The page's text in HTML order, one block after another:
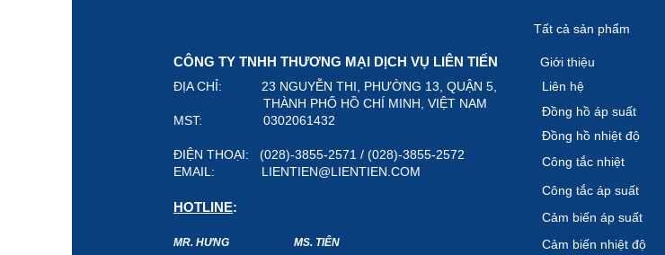
CÔNG TY TNHH THƯƠNG MẠI DỊCH VỤ LIÊN TIẾN
ĐỊA CHỈ: 23 NGUYỄN THI, PHƯỜNG 13, QUẬN 5,
THÀNH PHỐ HỒ CHÍ MINH, VIỆT NAM
MST: 0302061432
ĐIỆN THOẠI: (028)-3855-2571 / (028)-3855-2572
EMAIL: LIENTIEN@LIENTIEN.COM
HOTLINE:
MR. HƯNG MS. TIÊN
Đồng hồ áp suất
Đồng hồ nhiệt độ
Công tắc nhiệt
Công tắc áp suất
Cảm biến áp suất
Cảm biến nhiệt độ
Tất cả sản phẩm
Giới thiệu
Liên hệ